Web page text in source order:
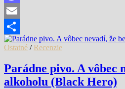
Mastodon
Email
Share
Ostatné / Recenzie
Parádne pivo. A vôbec
alkoholu (Black Hero)